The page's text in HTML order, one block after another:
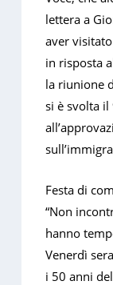
lettera a
aver
in risposta
la riunione
si è svolta
Festa di
“Non
hanno
Venerdì
i 50 anni